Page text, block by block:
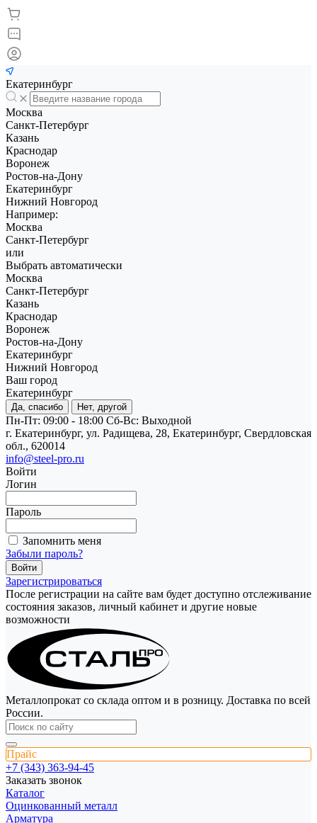
Екатеринбург
Москва
Санкт-Петербург
Казань
Краснодар
Воронеж
Ростов-на-Дону
Екатеринбург
Нижний Новгород
Например:
Москва
Санкт-Петербург
или
Выбрать автоматически
Москва
Санкт-Петербург
Казань
Краснодар
Воронеж
Ростов-на-Дону
Екатеринбург
Нижний Новгород
Ваш город
Екатеринбург
Да, спасибо Нет, другой
Пн-Пт: 09:00 - 18:00 Cб-Вс: Выходной
г. Екатеринбург, ул. Радищева, 28, Екатеринбург, Свердловская
обл., 620014
info@steel-pro.ru
Войти
Логин
Пароль
Запомнить меня
Забыли пароль?
Зарегистрироваться
После регистрации на сайте вам будет доступно отслеживание
состояния заказов, личный кабинет и другие новые
возможности
Металлопрокат со склада оптом и в розницу. Доставка по всей
России.
Прайс
+7 (343) 363-94-45
Заказать звонок
Каталог
Оцинкованный металл
Арматура